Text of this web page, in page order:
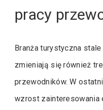
pracy
Branża turystyczna
zmieniają się również
przewodników. W
wzrost zainteresowania